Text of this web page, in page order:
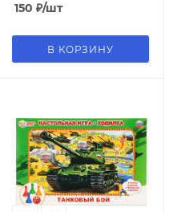
150 ₽/шт
В КОРЗИНУ